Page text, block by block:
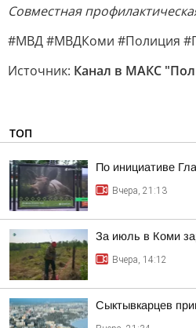
Совместная
#МВД #МВДКоми #Полиция
Источник: Канал в МАКС
ТОП
По инициативе
Вчера, 21:13
За июль в Коми
Вчера, 14:12
Сыктывкарцев